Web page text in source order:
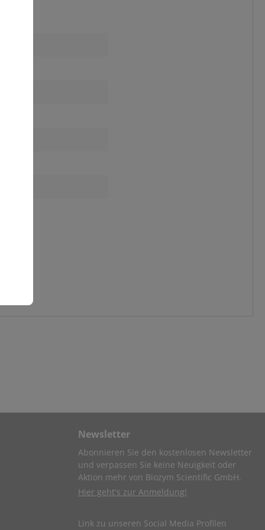
Newsletter
Abonnieren Sie den kostenlosen Newsletter
und verpassen Sie keine Neuigkeit oder
Aktion mehr von Biozym Scientific GmbH.
Hier geht's zur Anmeldung!
Link zu unseren Social Media Profilen